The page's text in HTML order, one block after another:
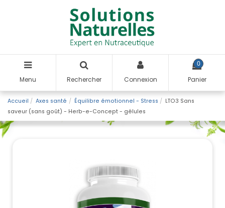
Menu Rechercher Connexion
0
Panier
Accueil Axes santé Équilibre émotionnel - Stress
LTO3 Sans
saveur (sans goût) - Herb-e-Concept - gélules